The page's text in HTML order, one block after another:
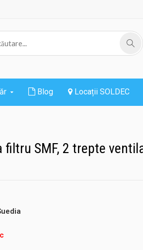
Blog Locații SOLDEC
SMF, 2 trepte